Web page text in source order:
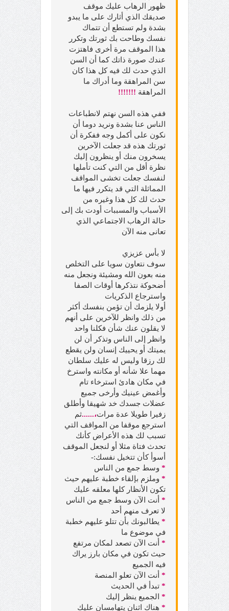
ظهور الرهاب عليك موقف
صديقك الذي أثارك على ما يبدو
بشدة ولم تستطع أن تتماك
نفسك وطاحت بك ثورتك وتكرر
هذا الموقف مرة أخرى فاهتزت
عندك صورة ذاتك كما أن السن
الذي حدث لك فيه كل هذا كان
سن المراهقة وما أدراك ما
المراهقة !!!!!!!
ففي هذه السن نهتم لانطباعات
الناس عنا بشدة ونريد دوما أن
نكون على أكمل وجه ففكرة أن
ثورتك هذه قد جعلت الآخرين
يسخرون منك أو ينظرون إليك
نظرة أقل من التي كنت تأملها
لنفسك جعلت تخشى المواقف
المماثلة التي قد يتكرر فيها ما
حدث لك كل هذا وغيره من
الأسباب والمسببات أودت بك إلى
حالة الرهاب الاجتماعي الذي
تعانى منه الآن
لا بأس عزيزي
سوف نتعاون سويا على التخلص
منه بعون الله ومشيئة ونجعل منه
أضحوكة نتذكرها أوقات الصفا
واسترجاع الذكريات
أولا يلزمك أن تؤمن بنفسك أكثر
من ذلك وانظر للآخرين على أنهم
لا يقلون عنك شأن فكلنا واحد
وانظر إلى الناس وتذكر أن لن
يميتك أو يحييك إنسان ولن يقطع
لك رزقا وليس له عليك سلطان
مهما علا شأنه أو مكانته واسترخ
في مكان هادئ استرخاء تام
وأغمض عينيك وأرخى جميع
عضلات جسدك خد شهيقا وأطلق
زفيرا طويلا عدة مرات،......ثم
استرجع موقفا من المواقف التي
تسبب لك هذه الأعراض كأنك
تحدث فتاة مثلا أو لنجعل الموقف
أسوأ كأن تتخيل نفسك:-
* وسط جمع من الناس
* وملزم بإلقاء خطبة عليهم حيث
تكون الأنظار كلها معلقه عليك
* أنت الآن وسط جمع من الناس
لا تعرف منهم أحد
* يطالبونك بأن تتلو عليهم خطبة
في موضوع ما
* أنت الآن تصعد لمكان مرتفع
حيث تكون في مكان بارز يراك
فيه الجميع
* أنت الآن تعلو المنصة
* تبدأ في الحديث
* الجميع ينظر إليك
* هناك اثنان يتهامسان عليك